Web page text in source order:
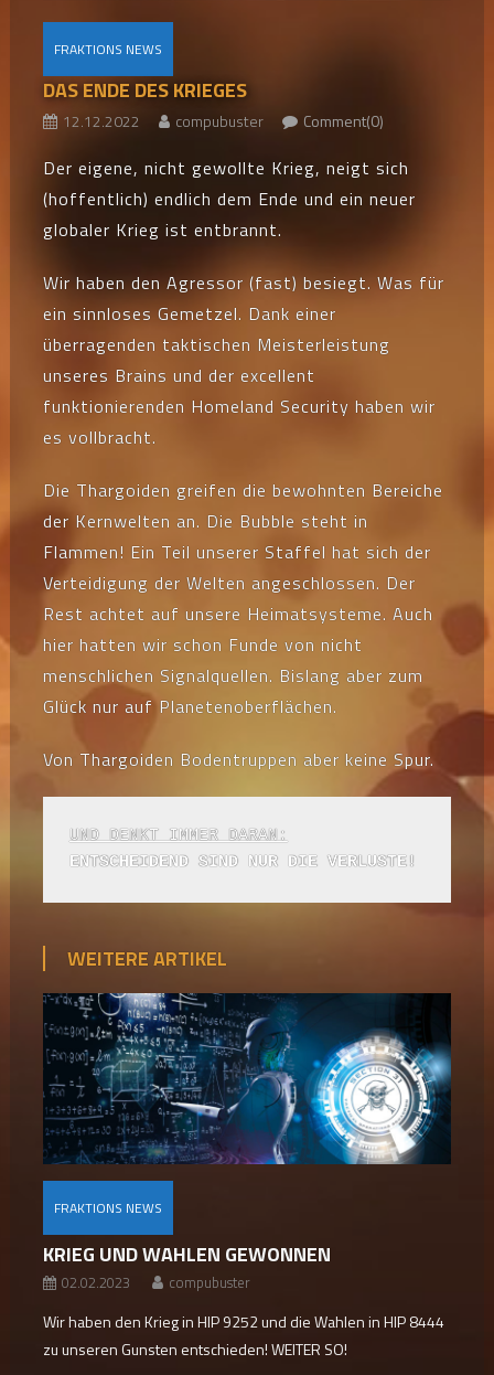
FRAKTIONS NEWS
DAS ENDE DES KRIEGES
12.12.2022 compubuster Comment(0)
Der eigene, nicht gewollte Krieg, neigt sich
(hoffentlich) endlich dem Ende und ein neuer
globaler Krieg ist entbrannt.
Wir haben den Agressor (fast) besiegt. Was für
ein sinnloses Gemetzel. Dank einer
überragenden taktischen Meisterleistung
unseres Brains und der excellent
funktionierenden Homeland Security haben wir
es vollbracht.
Die Thargoiden greifen die bewohnten Bereiche
der Kernwelten an. Die Bubble steht in
Flammen! Ein Teil unserer Staffel hat sich der
Verteidigung der Welten angeschlossen. Der
Rest achtet auf unsere Heimatsysteme. Auch
hier hatten wir schon Funde von nicht
menschlichen Signalquellen. Bislang aber zum
Glück nur auf Planetenoberflächen.
Von Thargoiden Bodentruppen aber keine Spur.
ENTSCHEIDEND SIND NUR DIE VERLUSTE!
WEITERE ARTIKEL
FRAKTIONS NEWS
KRIEG UND WAHLEN GEWONNEN
02.02.2023 compubuster
Wir haben den Krieg in HIP 9252 und die Wahlen in HIP 8444
zu unseren Gunsten entschieden! WEITER SO!